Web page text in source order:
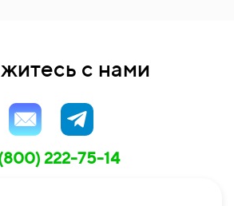
с нами
222-75-14